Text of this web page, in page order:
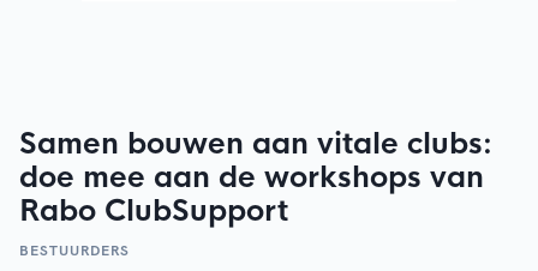
Samen bouwen aan vitale clubs:
doe mee aan de workshops van
Rabo ClubSupport
BESTUURDERS